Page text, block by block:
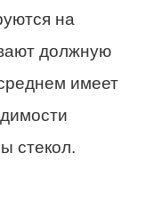
на
должную
имеет
стекол.